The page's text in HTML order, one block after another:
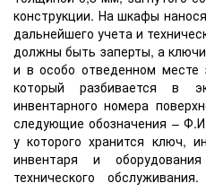
конструкции. На шкафы
дальнейшего учета и
должны быть заперты, а
и в особо отведенном месте
который разбивается в
инвентарного номера
следующие обозначения –
у которого хранится ключ,
инвентаря и
технического